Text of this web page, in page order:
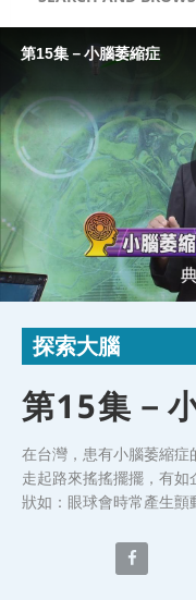
第15集－小腦萎縮症
Skip to collection list
Skip to video grid
探索大腦
第15集－
在台灣，患有小腦萎縮症
走起路來搖搖擺擺，有
狀如：眼球會時常產生顫
非常敏感，只是無法表
的節目針對小腦萎縮症
Share